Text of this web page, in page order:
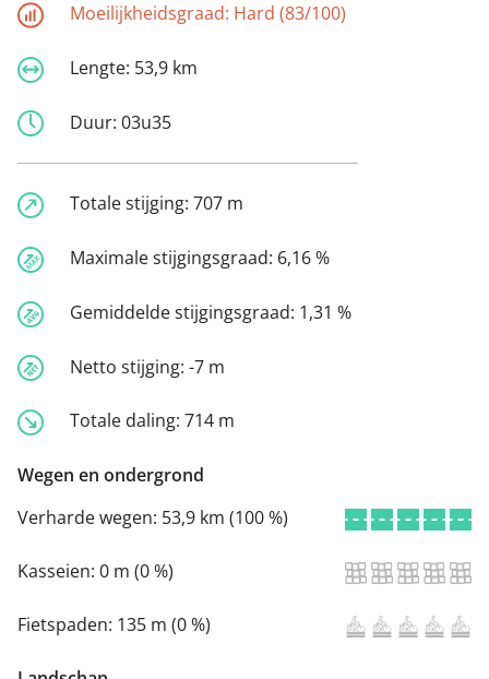
Moeilijkheidsgraad: Hard (83/100)
Lengte: 53,9 km
Duur: 03u35
Totale stijging: 707 m
Maximale stijgingsgraad: 6,16 %
Gemiddelde stijgingsgraad: 1,31 %
Netto stijging: -7 m
Totale daling: 714 m
Wegen en ondergrond
Verharde wegen: 53,9 km (100 %)
Kasseien: 0 m (0 %)
Fietspaden: 135 m (0 %)